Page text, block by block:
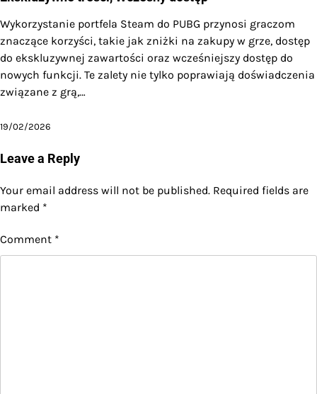
Wykorzystanie portfela Steam do PUBG przynosi graczom
znaczące korzyści, takie jak zniżki na zakupy w grze, dostęp
do ekskluzywnej zawartości oraz wcześniejszy dostęp do
nowych funkcji. Te zalety nie tylko poprawiają doświadczenia
związane z grą,…
19/02/2026
Leave a Reply
Your email address will not be published. Required fields are
marked *
Comment *